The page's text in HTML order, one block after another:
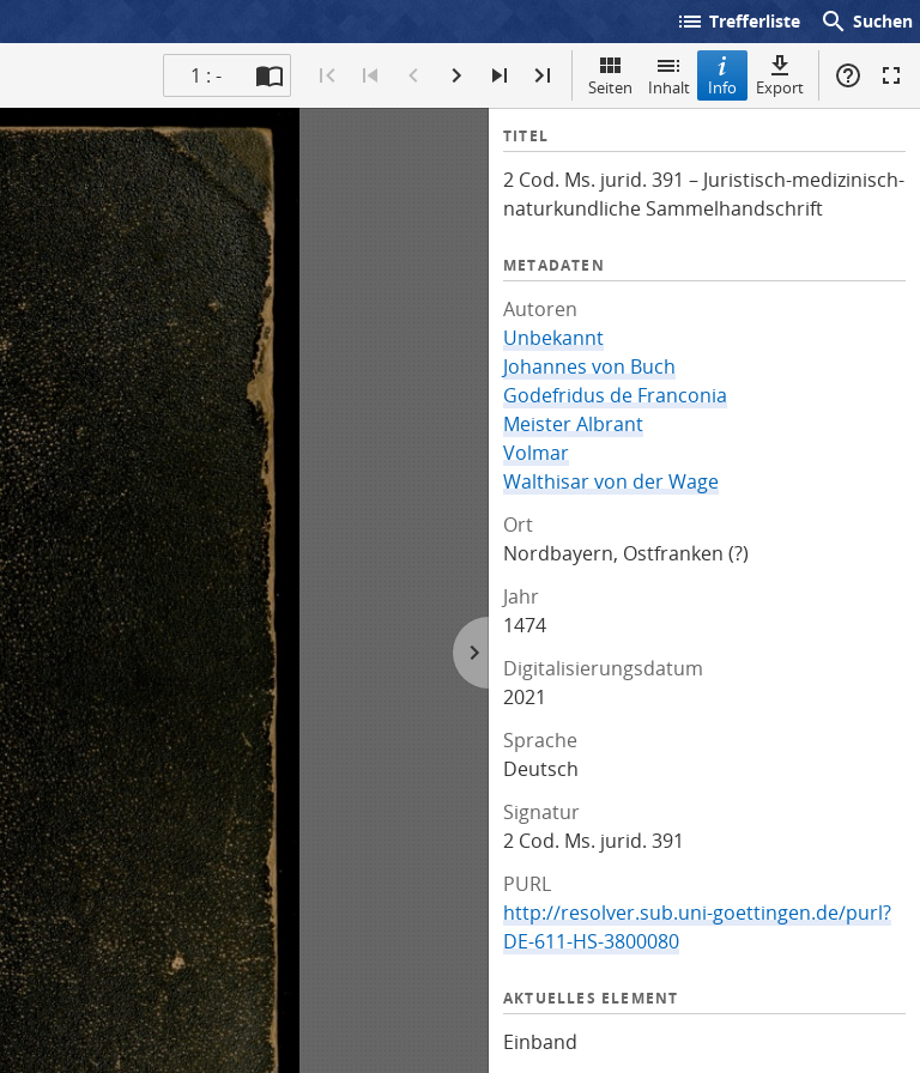
list Trefferliste search Suchen
1 : - Seiten Inhalt Info Export
I
f
o
TITEL
2 Cod. Ms. jurid. 391 – Juristisch-medizinisch-
naturkundliche Sammelhandschrift
METADATEN
Autoren
Unbekannt
Johannes von Buch
Godefridus de Franconia
Meister Albrant
Volmar
Walthisar von der Wage
Ort
Nordbayern, Ostfranken (?)
Jahr
1474
Digitalisierungsdatum
2021
Sprache
Deutsch
Signatur
2 Cod. Ms. jurid. 391
PURL
http://resolver.sub.uni-goettingen.de/purl?
DE-611-HS-3800080
AKTUELLES ELEMENT
Einband